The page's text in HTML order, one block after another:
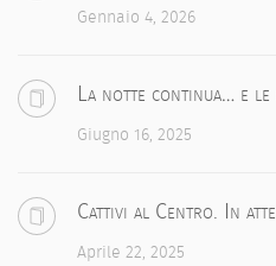
Gennaio 4, 2026
La notte continua… e le
Giugno 16, 2025
Cattivi al Centro. In
Aprile 22, 2025